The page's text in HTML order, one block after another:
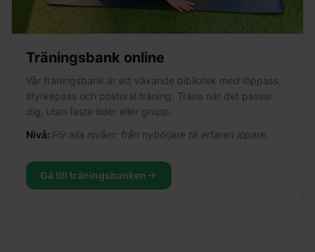
Träningsbank online
Vår träningsbank är ett växande bibliotek med löppass,
styrkepass och postural träning. Träna när det passar
dig, utan fasta tider eller grupp.
Nivå: För alla nivåer: från nybörjare till erfaren löpare.
Gå till träningsbanken